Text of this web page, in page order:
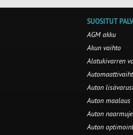
SUOSITUT
AGM akku
Akun vaihto
Alatukivarren
Auton
Auton maalaus
Auton
Auton